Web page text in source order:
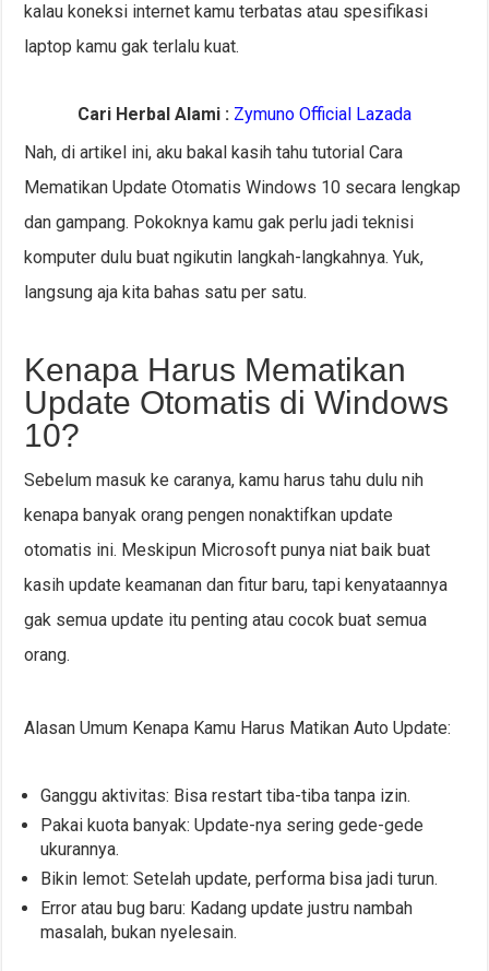
kalau koneksi internet kamu terbatas atau spesifikasi
laptop kamu gak terlalu kuat.
Cari Herbal Alami : Zymuno Official Lazada
Nah, di artikel ini, aku bakal kasih tahu tutorial Cara
Mematikan Update Otomatis Windows 10 secara lengkap
dan gampang. Pokoknya kamu gak perlu jadi teknisi
komputer dulu buat ngikutin langkah-langkahnya. Yuk,
langsung aja kita bahas satu per satu.
Kenapa Harus Mematikan
Update Otomatis di Windows
10?
Sebelum masuk ke caranya, kamu harus tahu dulu nih
kenapa banyak orang pengen nonaktifkan update
otomatis ini. Meskipun Microsoft punya niat baik buat
kasih update keamanan dan fitur baru, tapi kenyataannya
gak semua update itu penting atau cocok buat semua
orang.
Alasan Umum Kenapa Kamu Harus Matikan Auto Update:
Ganggu aktivitas: Bisa restart tiba-tiba tanpa izin.
Pakai kuota banyak: Update-nya sering gede-gede
ukurannya.
Bikin lemot: Setelah update, performa bisa jadi turun.
Error atau bug baru: Kadang update justru nambah
masalah, bukan nyelesain.